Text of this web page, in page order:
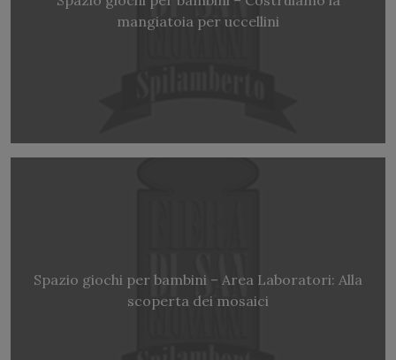
mangiatoia per uccellini
Spazio giochi per bambini – Area Laboratori: Alla
scoperta dei mosaici